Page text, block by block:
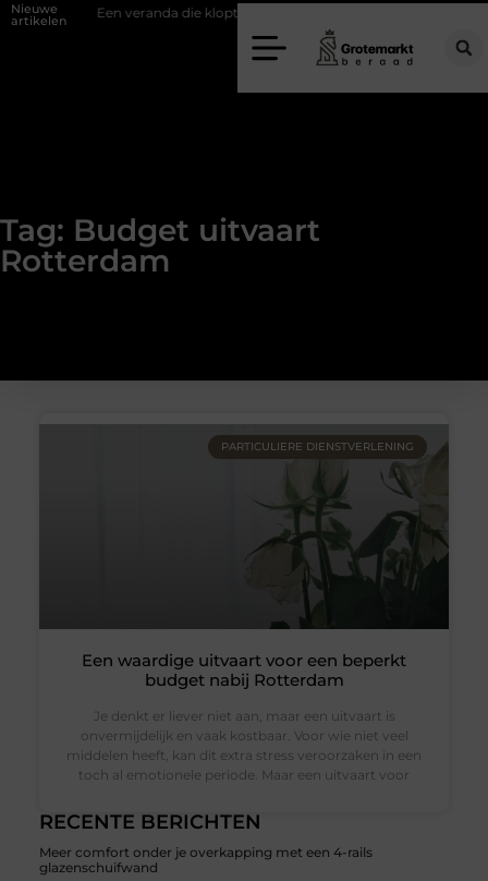
Nieuwe
artikelen Een veranda die klopt begint bij slimme keuzes
Tag: Budget uitvaart
Rotterdam
RECENTE BERICHTEN
Meer comfort onder je overkapping met een 4-rails
glazenschuifwand
PARTICULIERE DIENSTVERLENING
Een waardige uitvaart voor een beperkt
budget nabij Rotterdam
Je denkt er liever niet aan, maar een uitvaart is
onvermijdelijk en vaak kostbaar. Voor wie niet veel
middelen heeft, kan dit extra stress veroorzaken in een
toch al emotionele periode. Maar een uitvaart voor